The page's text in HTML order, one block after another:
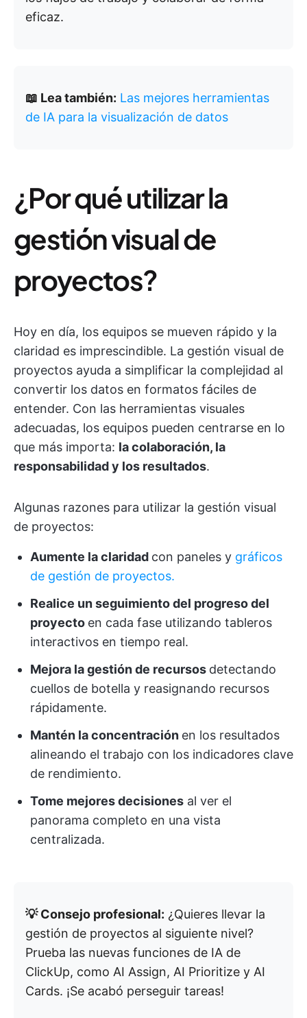
eficaz.
📖 Lea también: Las mejores herramientas
de IA para la visualización de datos
¿Por qué utilizar la
gestión visual de
proyectos?
Hoy en día, los equipos se mueven rápido y la
claridad es imprescindible. La gestión visual de
proyectos ayuda a simplificar la complejidad al
convertir los datos en formatos fáciles de
entender. Con las herramientas visuales
adecuadas, los equipos pueden centrarse en lo
que más importa: la colaboración, la
responsabilidad y los resultados.
Algunas razones para utilizar la gestión visual
de proyectos:
Aumente la claridad con paneles y gráficos
de gestión de proyectos.
Realice un seguimiento del progreso del
proyecto en cada fase utilizando tableros
interactivos en tiempo real.
Mejora la gestión de recursos detectando
cuellos de botella y reasignando recursos
rápidamente.
Mantén la concentración en los resultados
alineando el trabajo con los indicadores clave
de rendimiento.
Tome mejores decisiones al ver el
panorama completo en una vista
centralizada.
💡 Consejo profesional: ¿Quieres llevar la
gestión de proyectos al siguiente nivel?
Prueba las nuevas funciones de IA de
ClickUp, como AI Assign, AI Prioritize y AI
Cards. ¡Se acabó perseguir tareas!